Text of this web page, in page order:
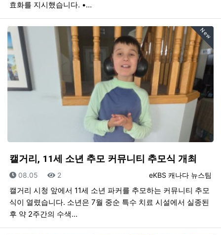
효화를 지시했습니다. •…
New
캘거리, 11세 소년 추모 커뮤니티 추모식 개최
등록자
eKBS 캐나다 뉴스팀
등록일
08.05 조회
2
캘거리 시청 앞에서 11세 소년 파커를 추모하는 커뮤니티 추모
식이 열렸습니다. 소년은 7월 중순 특수 치료 시설에서 실종된
후 약 2주간의 수색…